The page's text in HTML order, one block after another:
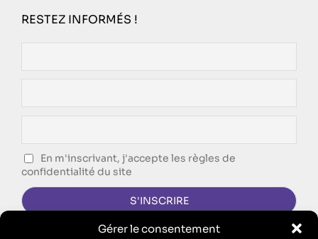
Gérer le consentement
RESTEZ INFORMÉS !
En m'inscrivant, j'accepte les règles de
confidentialité du site